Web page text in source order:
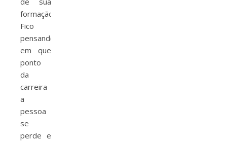
formação.
Fico
pensando
em que
ponto
da
carreira
a
pessoa
se
perde e